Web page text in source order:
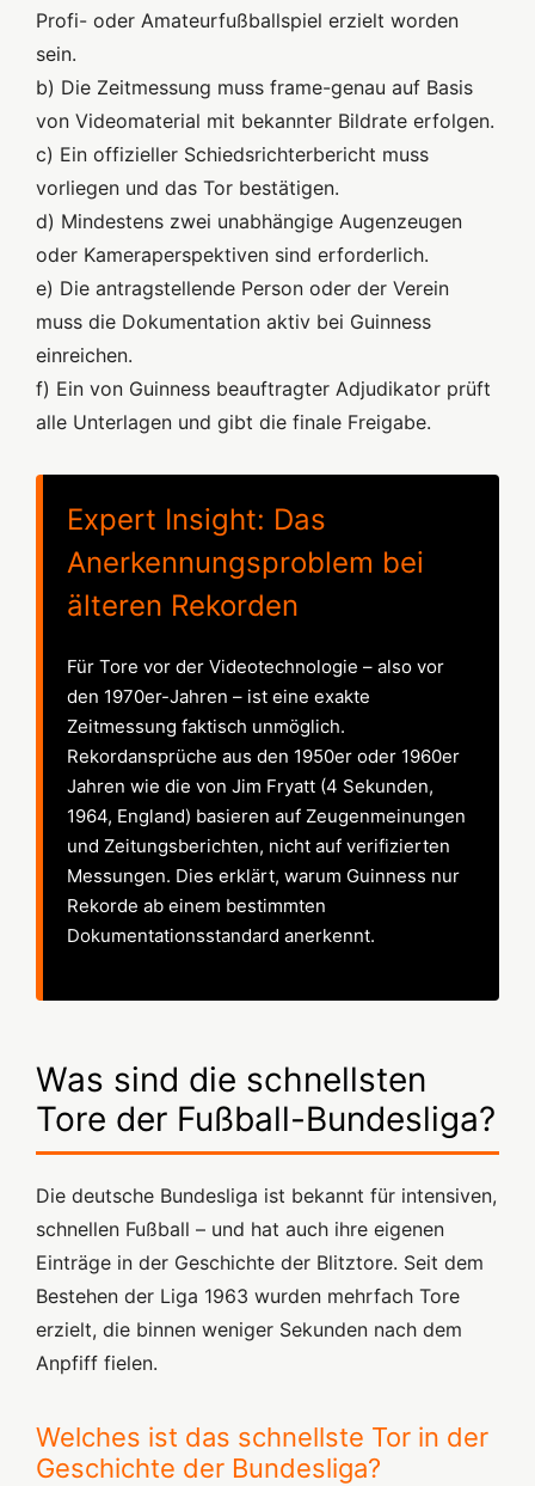
Profi- oder Amateurfußballspiel erzielt worden
sein.
b) Die Zeitmessung muss frame-genau auf Basis
von Videomaterial mit bekannter Bildrate erfolgen.
c) Ein offizieller Schiedsrichterbericht muss
vorliegen und das Tor bestätigen.
d) Mindestens zwei unabhängige Augenzeugen
oder Kameraperspektiven sind erforderlich.
e) Die antragstellende Person oder der Verein
muss die Dokumentation aktiv bei Guinness
einreichen.
f) Ein von Guinness beauftragter Adjudikator prüft
alle Unterlagen und gibt die finale Freigabe.
Expert Insight: Das
Anerkennungsproblem bei
älteren Rekorden
Für Tore vor der Videotechnologie – also vor
den 1970er-Jahren – ist eine exakte
Zeitmessung faktisch unmöglich.
Rekordansprüche aus den 1950er oder 1960er
Jahren wie die von Jim Fryatt (4 Sekunden,
1964, England) basieren auf Zeugenmeinungen
und Zeitungsberichten, nicht auf verifizierten
Messungen. Dies erklärt, warum Guinness nur
Rekorde ab einem bestimmten
Dokumentationsstandard anerkennt.
Was sind die schnellsten
Tore der Fußball-Bundesliga?
Die deutsche Bundesliga ist bekannt für intensiven,
schnellen Fußball – und hat auch ihre eigenen
Einträge in der Geschichte der Blitztore. Seit dem
Bestehen der Liga 1963 wurden mehrfach Tore
erzielt, die binnen weniger Sekunden nach dem
Anpfiff fielen.
Welches ist das schnellste Tor in der
Geschichte der Bundesliga?